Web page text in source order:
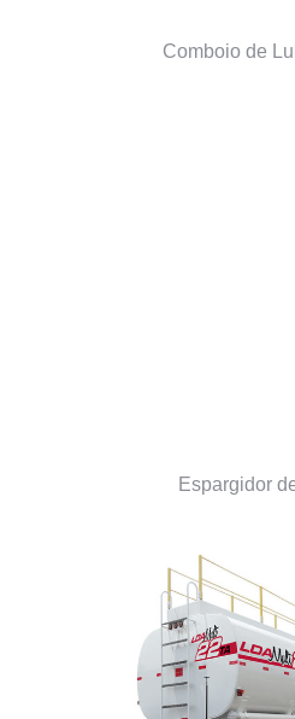
Comboio de
Espargidor